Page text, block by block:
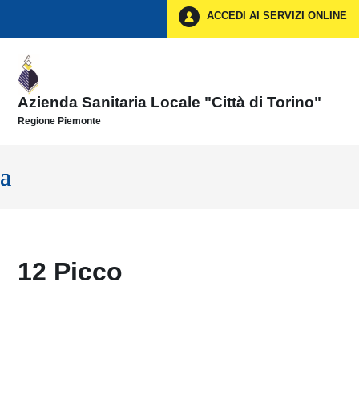
ACCEDI AI SERVIZI ONLINE
Azienda Sanitaria Locale "Città di Torino"
Regione Piemonte
12 Picco